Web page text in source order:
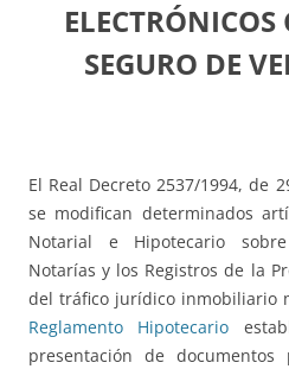
SEGURO DE
El Real Decreto 2537/1994, de
se modifican determinados
Notarial e Hipotecario
Notarías y los Registros de la
del tráfico jurídico inmobiliario
Reglamento Hipotecario
presentación de